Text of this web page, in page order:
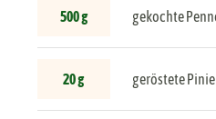
500 g gekochte
20 g geröstete